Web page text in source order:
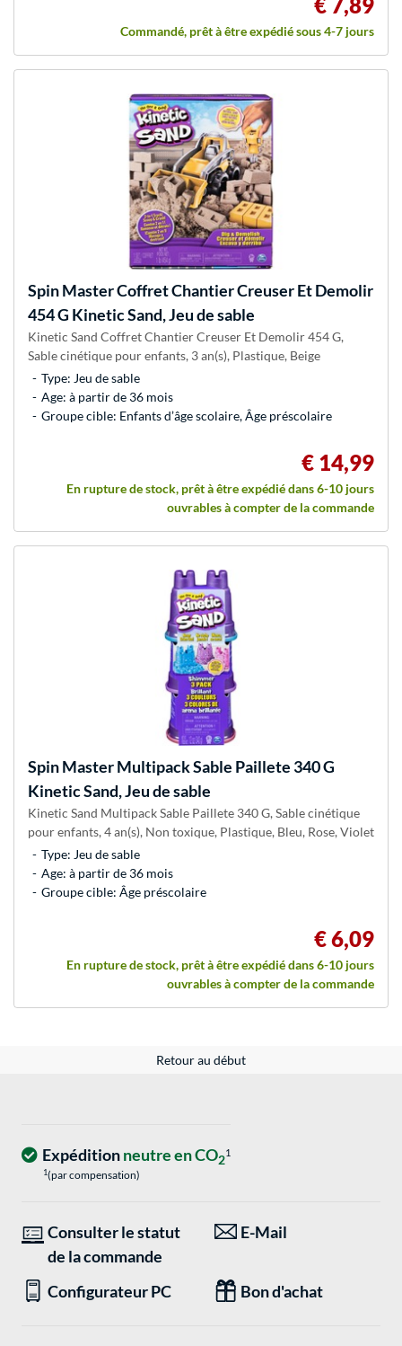
€ 7,89
Commandé, prêt à être expédié sous 4-7 jours
Spin MasterCoffret Chantier Creuser Et Demolir
454 G Kinetic Sand, Jeu de sable
Kinetic Sand Coffret Chantier Creuser Et Demolir 454 G,
Sable cinétique pour enfants, 3 an(s), Plastique, Beige
Type: Jeu de sable
Age: à partir de 36 mois
Groupe cible: Enfants d’âge scolaire, Âge préscolaire
€ 14,99
En rupture de stock, prêt à être expédié dans 6-10 jours
ouvrables à compter de la commande
Spin MasterMultipack Sable Paillete 340 G
Kinetic Sand, Jeu de sable
Kinetic Sand Multipack Sable Paillete 340 G, Sable cinétique
pour enfants, 4 an(s), Non toxique, Plastique, Bleu, Rose, Violet
Type: Jeu de sable
Age: à partir de 36 mois
Groupe cible: Âge préscolaire
€ 6,09
En rupture de stock, prêt à être expédié dans 6-10 jours
ouvrables à compter de la commande
Retour au début
Expéditionneutre en CO21
1(par compensation)
Consulter le statut
de la commande
E-Mail
Configurateur PC Bon d'achat